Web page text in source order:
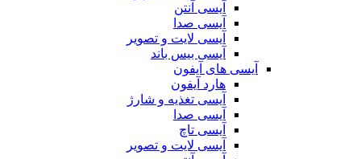
آیسی آنتن
آیسی صدا
آیسی لایت و تصویر
آیسی بیس باند
آیسی های آیفون
هارد آیفون
آیسی تغذیه و شارژ
آیسی صدا
آیسی تاچ
آیسی لایت و تصویر